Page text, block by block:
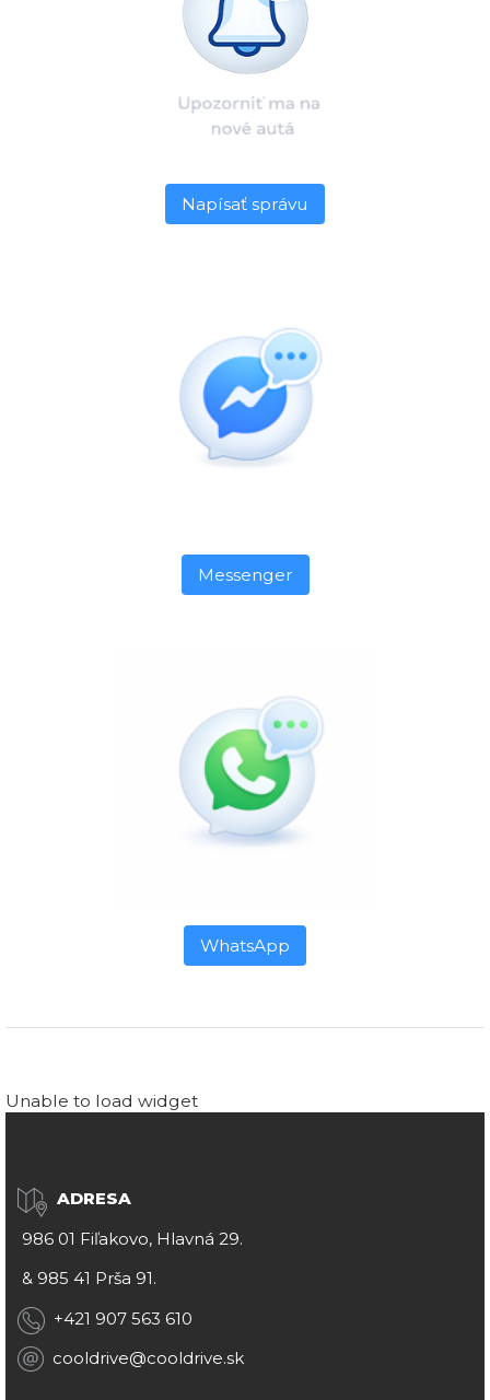
Napísať správu
Messenger
WhatsApp
Unable to load widget
ADRESA
986 01 Fiľakovo, Hlavná 29.
& 985 41 Prša 91.
+421 907 563 610
cooldrive@cooldrive.sk